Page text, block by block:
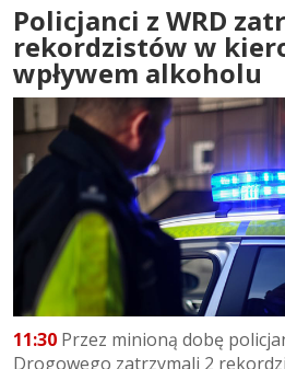
Policjanci z WRD
rekordzistów w
wpływem alkoholu
11:30 Przez minioną dobę
Drogowego zatrzymali 2